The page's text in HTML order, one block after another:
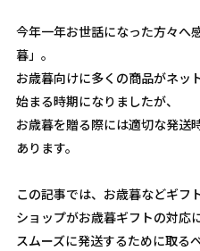
今年一年お世話になった方々へ
暮」。
お歳暮向けに多くの商品がネッ
始まる時期になりましたが、
お歳暮を贈る際には適切な発送
あります。
この記事では、お歳暮などギフ
ショップがお歳暮ギフトの対応
スムーズに発送するために取る